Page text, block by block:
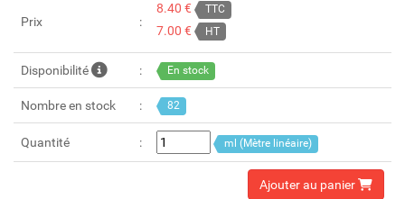
Prix
8.40 € TTC
7.00 € HT
Disponibilité En stock
Nombre en stock 82
Quantité ml (Mètre linéaire)
Ajouter au panier